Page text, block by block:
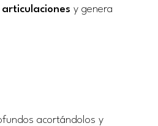
y genera
acortándolos y